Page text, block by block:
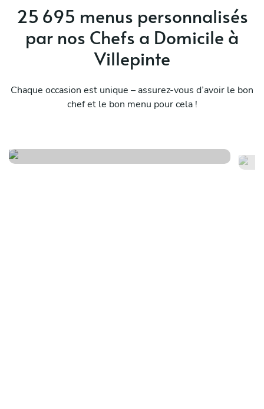
success with everyone, even the toddler. It was
like having a Michelin-starred dinner in the
comfort of your own home. We look forward to
doing this again sometime.
25 695 menus personnalisés
par nos Chefs a Domicile à
Villepinte
Chaque occasion est unique – assurez-vous d’avoir le bon
chef et le bon menu pour cela !